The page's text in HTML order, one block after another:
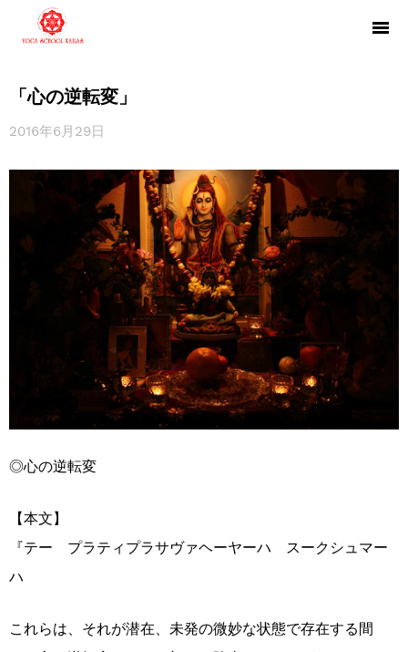
「心の逆転変」
2016年6月29日
◎心の逆転変
【本文】
『テー プラティプラサヴァヘーヤーハ スークシュマー
ハ
これらは、それが潜在、未発の微妙な状態で存在する間